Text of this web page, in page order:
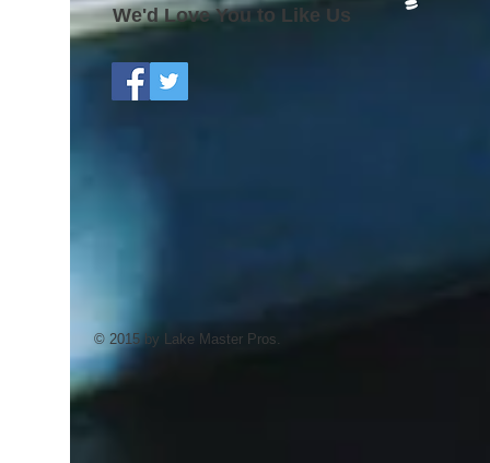
We'd Love You to Like Us
© 2015 by Lake Master Pros.